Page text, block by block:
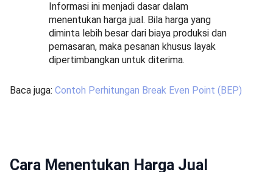
Informasi ini menjadi dasar dalam
menentukan harga jual. Bila harga yang
diminta lebih besar dari biaya produksi dan
pemasaran, maka pesanan khusus layak
dipertimbangkan untuk diterima.
Baca juga: Contoh Perhitungan Break Even Point (BEP)
Cara Menentukan Harga Jual